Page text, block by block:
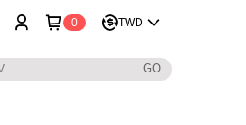
0 TWD